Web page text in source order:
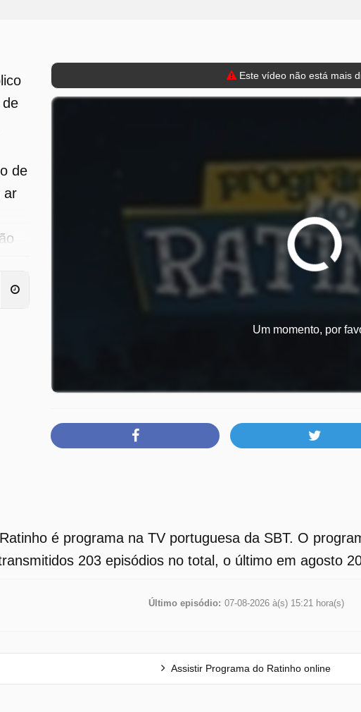
de
ar
Este vídeo não está mais
Um momento, por
é programa na TV portuguesa da SBT. O
203 episódios no total, o último em agosto
Último episódio: 07-08-2026 à(s) 15:21 hora(s)
Assistir Programa do Ratinho online